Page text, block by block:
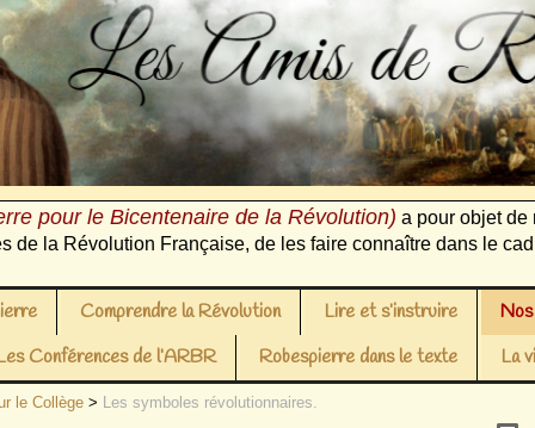
pour le Bicentenaire de la Révolution) a pour objet de
de la Révolution Française, de les faire connaître dans le
Comprendre la Révolution Lire et s’instruire
Conférences de l’ARBR Robespierre dans le texte La
le Collège > Les symboles révolutionnaires.